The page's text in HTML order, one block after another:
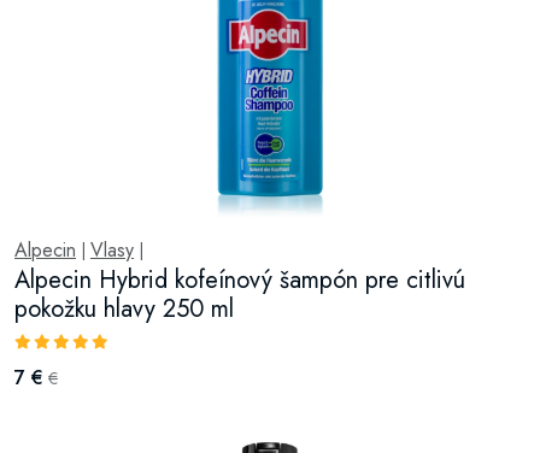
Alpecin Vlasy
Alpecin Hybrid kofeínový šampón pre citlivú
pokožku hlavy 250 ml
7 € €